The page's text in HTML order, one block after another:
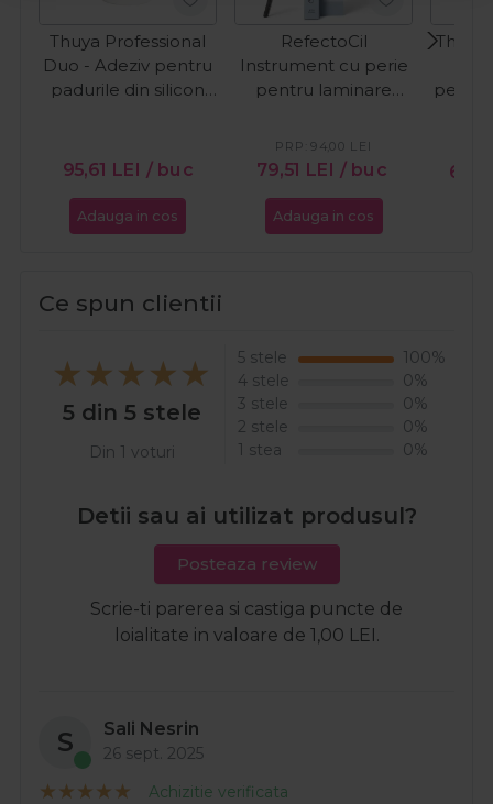
Thuya Professional
Duo - Adeziv pentru
padurile din silicon
95,61 LEI / buc
Adauga in cos
RefectoCil
Instrument cu perie
pentru laminare
79,51 LEI / buc
PRP:94,00 LEI
Adauga in cos
Thuya
Ce spun clientii
5 din 5 stele
Din 1 voturi
5 stele
100%
4 stele
0%
3 stele
0%
2 stele
0%
1 stea
0%
Detii sau ai utilizat produsul?
Posteaza review
Scrie-ti parerea si castiga puncte de
loialitate in valoare de 1,00 LEI.
S Sali Nesrin
26 sept. 2025
Achizitie verificata